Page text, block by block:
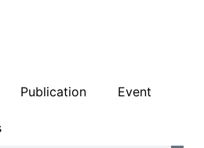
Publication Event